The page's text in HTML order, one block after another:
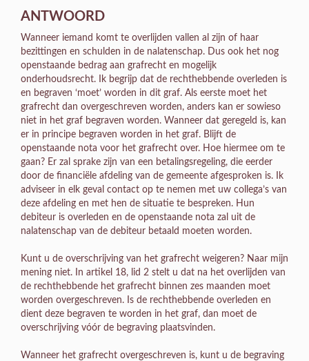
ANTWOORD
Wanneer iemand komt te overlijden vallen al zijn of haar
bezittingen en schulden in de nalatenschap. Dus ook het nog
openstaande bedrag aan grafrecht en mogelijk
onderhoudsrecht. Ik begrijp dat de rechthebbende overleden is
en begraven ‘moet’ worden in dit graf. Als eerste moet het
grafrecht dan overgeschreven worden, anders kan er sowieso
niet in het graf begraven worden. Wanneer dat geregeld is, kan
er in principe begraven worden in het graf. Blijft de
openstaande nota voor het grafrecht over. Hoe hiermee om te
gaan? Er zal sprake zijn van een betalingsregeling, die eerder
door de financiële afdeling van de gemeente afgesproken is. Ik
adviseer in elk geval contact op te nemen met uw collega’s van
deze afdeling en met hen de situatie te bespreken. Hun
debiteur is overleden en de openstaande nota zal uit de
nalatenschap van de debiteur betaald moeten worden.
Kunt u de overschrijving van het grafrecht weigeren? Naar mijn
mening niet. In artikel 18, lid 2 stelt u dat na het overlijden van
de rechthebbende het grafrecht binnen zes maanden moet
worden overgeschreven. Is de rechthebbende overleden en
dient deze begraven te worden in het graf, dan moet de
overschrijving vóór de begraving plaatsvinden.
Wanneer het grafrecht overgeschreven is, kunt u de begraving